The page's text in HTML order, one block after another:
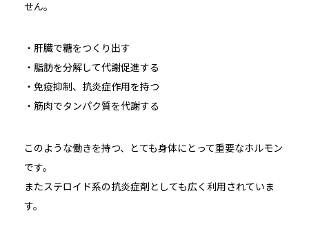
せん。
・肝臓で糖をつくり出す
・脂肪を分解して代謝促進する
・免疫抑制、抗炎症作用を持つ
・筋肉でタンパク質を代謝する
このような働きを持つ、とても身体にとって重要なホルモン
です。
またステロイド系の抗炎症剤としても広く利用されていま
す。